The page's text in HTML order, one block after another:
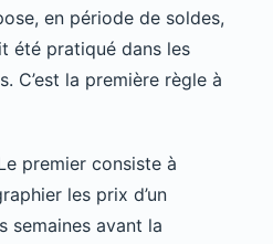
en période de soldes,
été pratiqué dans les
C’est la première règle à
premier consiste à
les prix d’un
semaines avant la